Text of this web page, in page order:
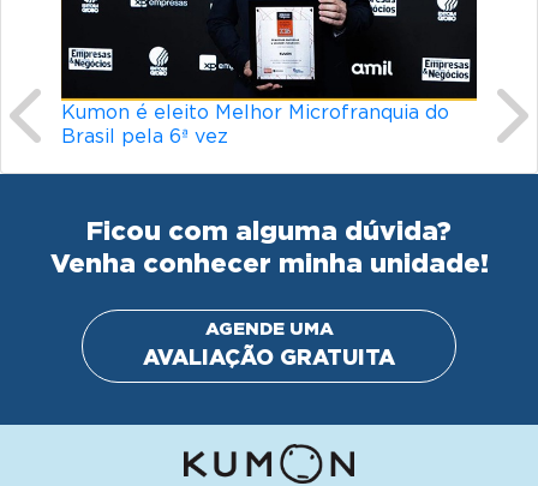
Kumon é eleito Melhor Microfranquia do
Brasil pela 6ª vez
torna
Ficou com alguma dúvida?
Venha conhecer minha unidade!
AGENDE UMA
AVALIAÇÃO GRATUITA